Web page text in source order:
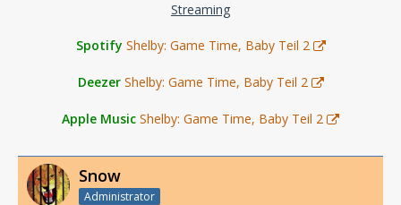
Streaming
Spotify Shelby: Game Time, Baby Teil 2
Deezer Shelby: Game Time, Baby Teil 2
Apple Music Shelby: Game Time, Baby Teil 2
Snow
Administrator